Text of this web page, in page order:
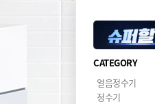
CATEGORY
얼음정수기
정수기